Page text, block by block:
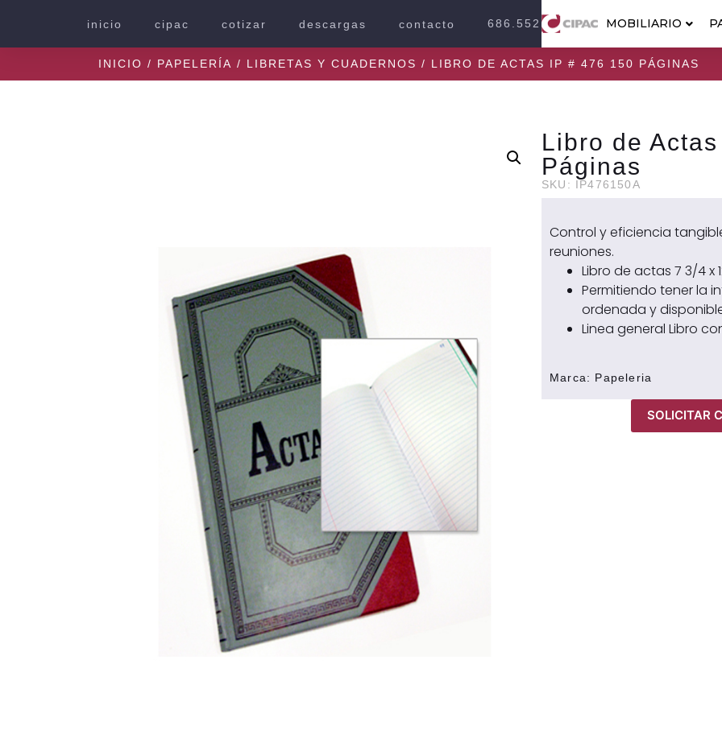
inicio cipac cotizar descargas contacto 686.552.2100 MOBILIARIO
INICIO / PAPELERÍA / LIBRETAS Y CUADERNOS / LIBRO DE ACTAS IP # 476 150 PÁGINAS
Libro de
Páginas
SKU: IP476150A
Control y eficiencia
reuniones.
Libro de actas 7 3/4 x
Permitiendo tener la
ordenada y
Linea general Libro
Marca: Papeleria
SOLICITAR